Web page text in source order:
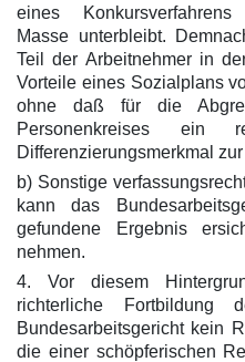
eines
Masse unterbleibt.
Teil der Arbeitnehmer in
Vorteile eines Sozialplans
ohne daß für die
Personenkreises ein
Differenzierungsmerkmal
b) Sonstige
kann das
gefundene Ergebnis
nehmen.
4. Vor diesem
richterliche
Bundesarbeitsgericht kein
die einer schöpferischen